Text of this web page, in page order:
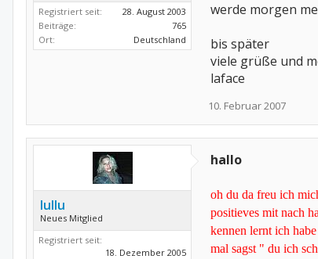
Registriert seit:
28. August 2003
Beiträge:
765
Ort:
Deutschland
werde morgen
bis später
viele grüße und
laface
10. Februar 2007
lullu
Neues Mitglied
Registriert seit:
18. Dezember 2005
hallo
oh du da freu ich
positieves mit nach
kennen lernt ich
mal sagst " du ich